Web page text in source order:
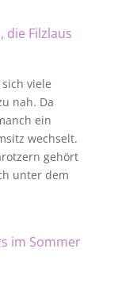
die Filzlaus
viele
nah. Da
ein
wechselt.
gehört
unter dem
im Sommer